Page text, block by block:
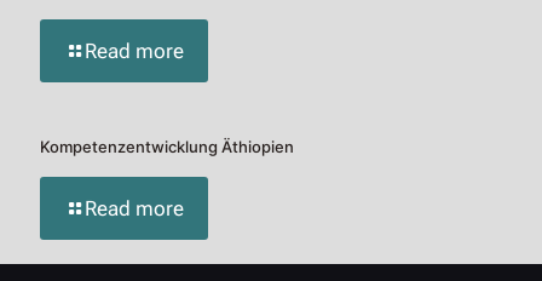
Read more
Kompetenzentwicklung Äthiopien
Read more